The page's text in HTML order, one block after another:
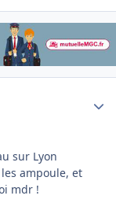
sur Lyon
ampoule, et
mdr !